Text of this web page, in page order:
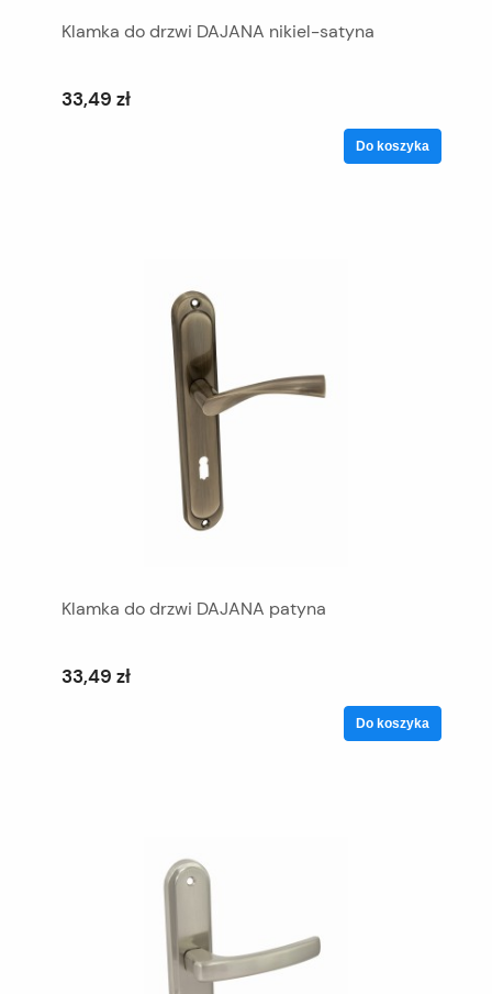
Klamka do drzwi DAJANA nikiel-satyna
33,49 zł
Do koszyka
Klamka do drzwi DAJANA patyna
33,49 zł
Do koszyka